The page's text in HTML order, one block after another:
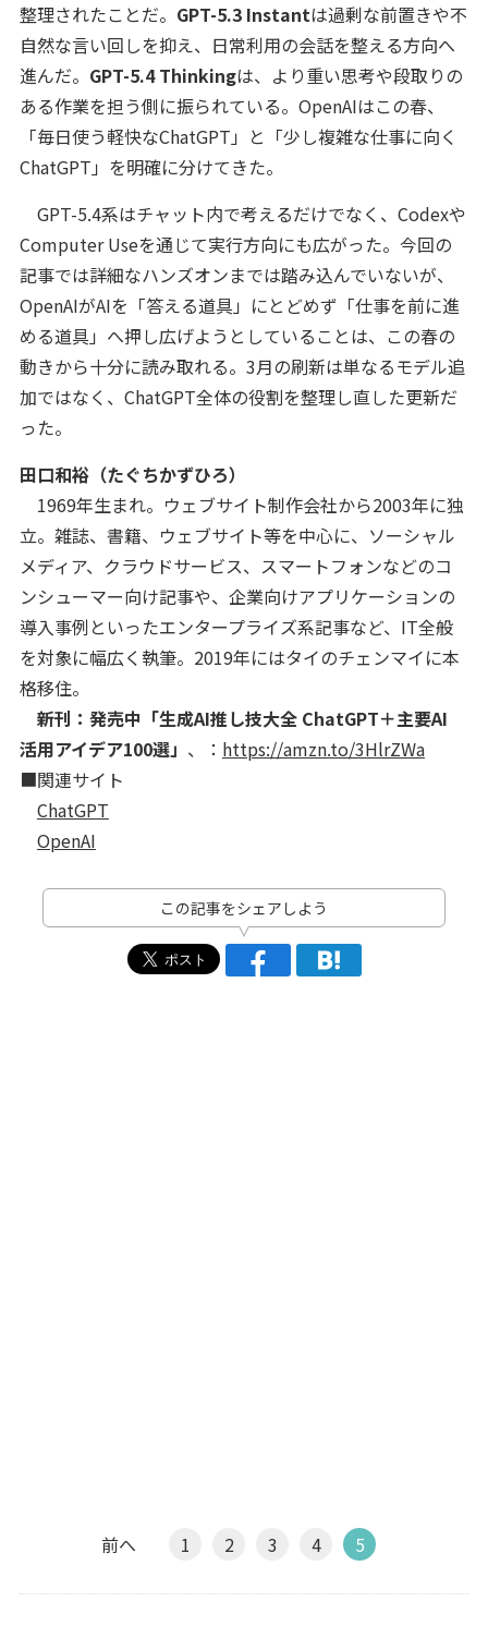
整理されたことだ。 GPT-5.3 Instantは過剰な前置きや不
自然な言い回しを抑え、日常利用の会話を整える方向へ
進んだ。 GPT-5.4 Thinkingは、より重い思考や段取りの
ある作業を担う側に振られている。OpenAIはこの春、
「毎日使う軽快なChatGPT」と「少し複雑な仕事に向く
ChatGPT」を明確に分けてきた。
GPT-5.4系はチャット内で考えるだけでなく、Codexや
Computer Useを通じて実行方向にも広がった。今回の
記事では詳細なハンズオンまでは踏み込んでいないが、
OpenAIがAIを「答える道具」にとどめず「仕事を前に進
める道具」へ押し広げようとしていることは、この春の
動きから十分に読み取れる。3月の刷新は単なるモデル追
加ではなく、ChatGPT全体の役割を整理し直した更新だ
った。
田口和裕（たぐちかずひろ）
1969年生まれ。ウェブサイト制作会社から2003年に独
立。雑誌、書籍、ウェブサイト等を中心に、ソーシャル
メディア、クラウドサービス、スマートフォンなどのコ
ンシューマー向け記事や、企業向けアプリケーションの
導入事例といったエンタープライズ系記事など、IT全般
を対象に幅広く執筆。2019年にはタイのチェンマイに本
格移住。
新刊：発売中「生成AI推し技大全 ChatGPT＋主要AI
活用アイデア100選」 、： https://amzn.to/3HlrZWa
■関連サイト
ChatGPT
OpenAI
この記事をシェアしよう
前へ 1 2 3 4 5